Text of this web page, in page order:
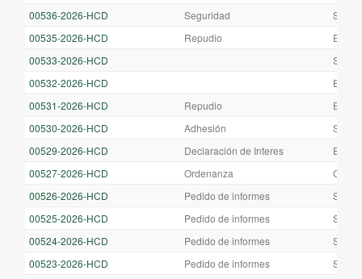
00536-2026-HCD
Seguridad
S/
00535-2026-HCD
Repudio
EL
00533-2026-HCD
S/ LA
00532-2026-HCD
EL
00531-2026-HCD
Repudio
EL
00530-2026-HCD
Adhesión
S/ AL
00529-2026-HCD
Declaración de Interes
EL
00527-2026-HCD
Ordenanza
00526-2026-HCD
Pedido de informes
S/ UN
00525-2026-HCD
Pedido de informes
S/ UN
00524-2026-HCD
Pedido de informes
S/ UN
00523-2026-HCD
Pedido de informes
S/ UN